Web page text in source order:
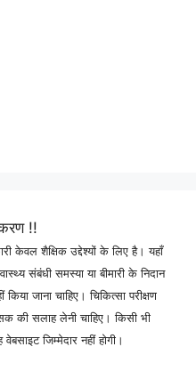
!!
केवल शैक्षिक उद्देश्यों के लिए है। यहाँ
संबंधी समस्या या बीमारी के निदान
जाना चाहिए। चिकित्सा परीक्षण
की सलाह लेनी चाहिए। किसी भी
जिम्मेदार नहीं होगी।